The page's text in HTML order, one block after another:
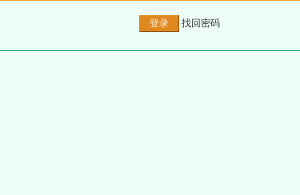
找回密码